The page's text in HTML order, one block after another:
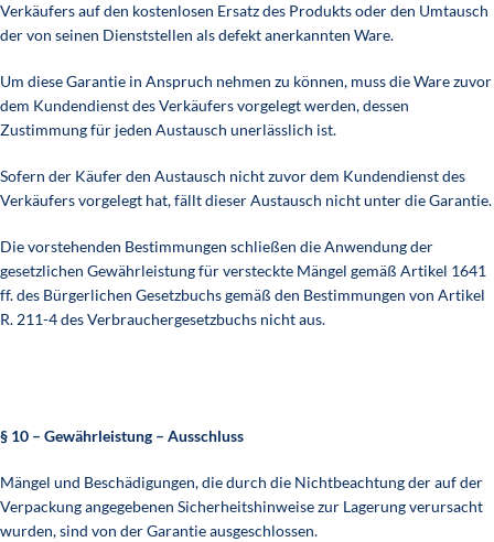
Verkäufers auf den kostenlosen Ersatz des Produkts oder den Umtausch
der von seinen Dienststellen als defekt anerkannten Ware.
Um diese Garantie in Anspruch nehmen zu können, muss die Ware zuvor
dem Kundendienst des Verkäufers vorgelegt werden, dessen
Zustimmung für jeden Austausch unerlässlich ist.
Sofern der Käufer den Austausch nicht zuvor dem Kundendienst des
Verkäufers vorgelegt hat, fällt dieser Austausch nicht unter die Garantie.
Die vorstehenden Bestimmungen schließen die Anwendung der
gesetzlichen Gewährleistung für versteckte Mängel gemäß Artikel 1641
ff. des Bürgerlichen Gesetzbuchs gemäß den Bestimmungen von Artikel
R. 211-4 des Verbrauchergesetzbuchs nicht aus.
§ 10 – Gewährleistung – Ausschluss
Mängel und Beschädigungen, die durch die Nichtbeachtung der auf der
Verpackung angegebenen Sicherheitshinweise zur Lagerung verursacht
wurden, sind von der Garantie ausgeschlossen.